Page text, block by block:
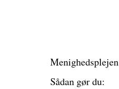
Sådan gør du: